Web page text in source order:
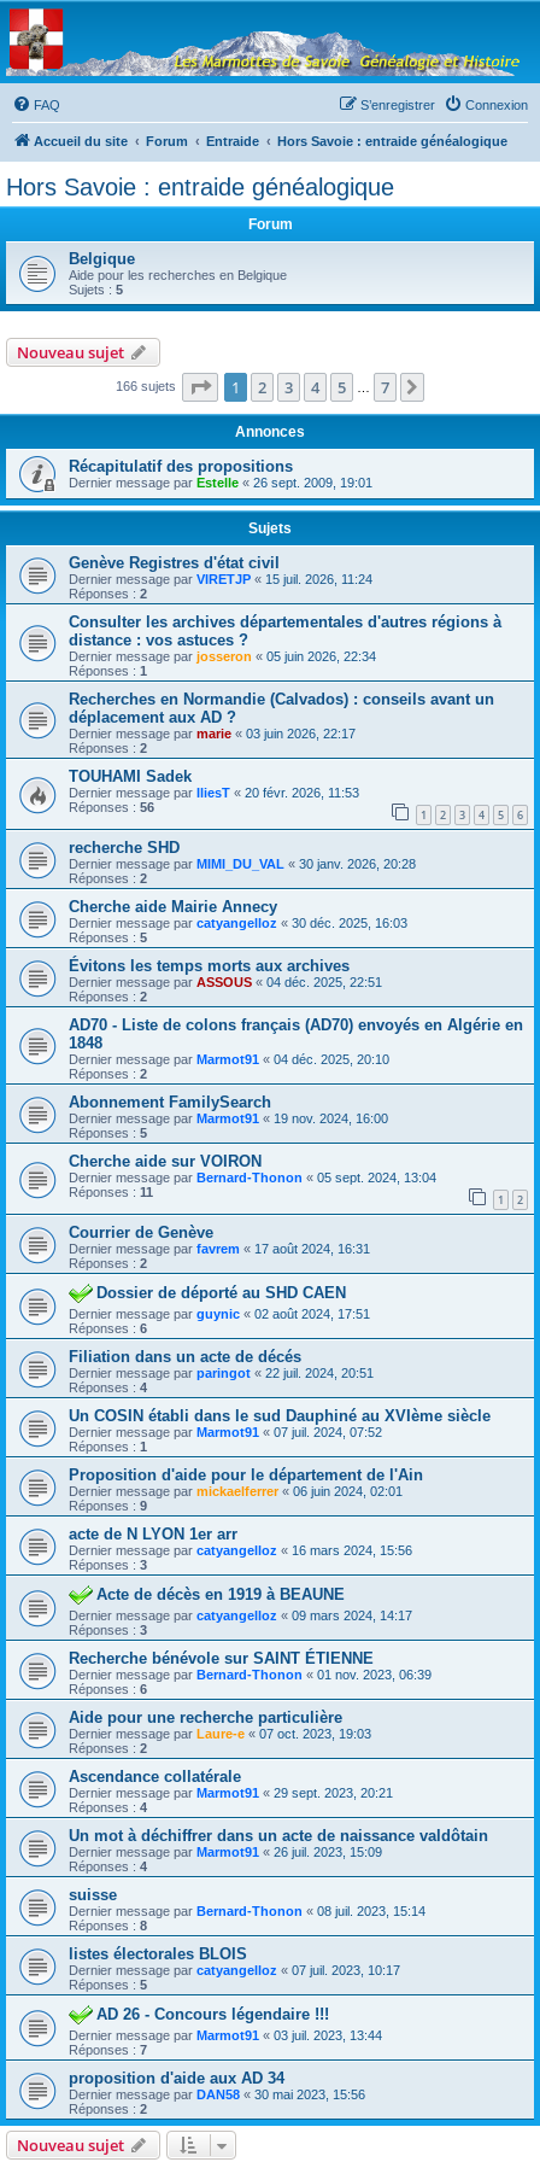
Les Marmottes de
Savoie
Forum d'entraide généalogique
FAQ
Connexion
S’enregistrer
Accueil du site Forum Entraide Hors Savoie : entraide généalogique
Hors Savoie : entraide généalogique
Forum
Belgique
Aide pour les recherches en Belgique
Sujets : 5
Nouveau sujet
166 sujets Page 1sur7
1 2 3 4 5 7
Annonces
Récapitulatif des propositions
Dernier message par Estelle « 26 sept. 2009, 19:01
Sujets
Genève Registres d'état civil
Dernier message par VIRETJP « 15 juil. 2026, 11:24
Réponses : 2
Consulter les archives départementales d'autres régions à
distance : vos astuces ?
Dernier message par josseron « 05 juin 2026, 22:34
Réponses : 1
Recherches en Normandie (Calvados) : conseils avant un
déplacement aux AD ?
Dernier message par marie « 03 juin 2026, 22:17
Réponses : 2
TOUHAMI Sadek
Dernier message par IliesT « 20 févr. 2026, 11:53
Réponses : 56 1 2 3 4 5 6
recherche SHD
Dernier message par MIMI_DU_VAL « 30 janv. 2026, 20:28
Réponses : 2
Cherche aide Mairie Annecy
Dernier message par catyangelloz « 30 déc. 2025, 16:03
Réponses : 5
Évitons les temps morts aux archives
Dernier message par ASSOUS « 04 déc. 2025, 22:51
Réponses : 2
AD70 - Liste de colons français (AD70) envoyés en Algérie en
1848
Dernier message par Marmot91 « 04 déc. 2025, 20:10
Réponses : 2
Abonnement FamilySearch
Dernier message par Marmot91 « 19 nov. 2024, 16:00
Réponses : 5
Cherche aide sur VOIRON
Dernier message par Bernard-Thonon « 05 sept. 2024, 13:04
Réponses : 11 1 2
Courrier de Genève
Dernier message par favrem « 17 août 2024, 16:31
Réponses : 2
Dossier de déporté au SHD CAEN
Dernier message par guynic « 02 août 2024, 17:51
Réponses : 6
Filiation dans un acte de décés
Dernier message par paringot « 22 juil. 2024, 20:51
Réponses : 4
Un COSIN établi dans le sud Dauphiné au XVIème siècle
Dernier message par Marmot91 « 07 juil. 2024, 07:52
Réponses : 1
Proposition d'aide pour le département de l'Ain
Dernier message par mickaelferrer« 06 juin 2024, 02:01
Réponses : 9
acte de N LYON 1er arr
Dernier message par catyangelloz « 16 mars 2024, 15:56
Réponses : 3
Acte de décès en 1919 à BEAUNE
Dernier message par catyangelloz « 09 mars 2024, 14:17
Réponses : 3
Recherche bénévole sur SAINT ÉTIENNE
Dernier message par Bernard-Thonon « 01 nov. 2023, 06:39
Réponses : 6
Aide pour une recherche particulière
Dernier message par Laure-e « 07 oct. 2023, 19:03
Réponses : 2
Ascendance collatérale
Dernier message par Marmot91 « 29 sept. 2023, 20:21
Réponses : 4
Un mot à déchiffrer dans un acte de naissance valdôtain
Dernier message par Marmot91 « 26 juil. 2023, 15:09
Réponses : 4
suisse
Dernier message par Bernard-Thonon « 08 juil. 2023, 15:14
Réponses : 8
listes électorales BLOIS
Dernier message par catyangelloz « 07 juil. 2023, 10:17
Réponses : 5
AD 26 - Concours légendaire !!!
Dernier message par Marmot91 « 03 juil. 2023, 13:44
Réponses : 7
proposition d'aide aux AD 34
Dernier message par DAN58 « 30 mai 2023, 15:56
Réponses : 2
Nouveau sujet